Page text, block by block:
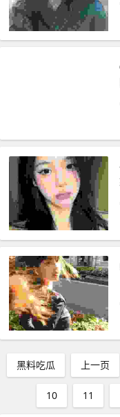
黑料吃瓜 上一页
10 11